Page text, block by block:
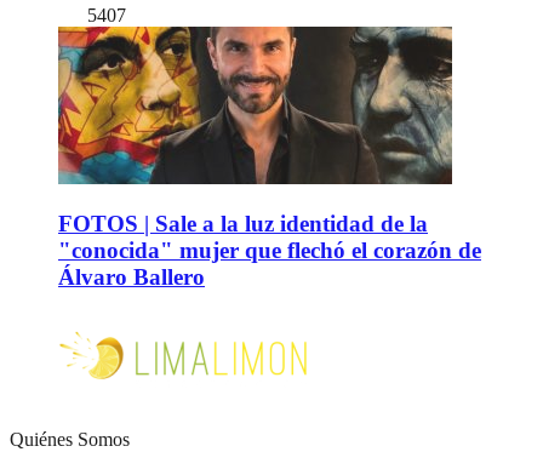
5407
FOTOS | Sale a la luz identidad de la
"conocida" mujer que flechó el corazón de
Álvaro Ballero
Quiénes Somos